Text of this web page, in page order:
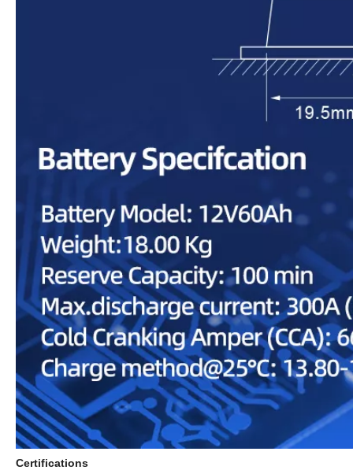
Certifications